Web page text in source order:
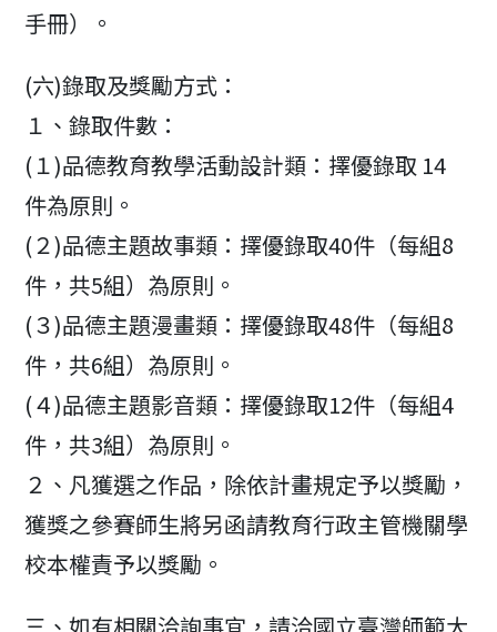
手冊）。
(六)錄取及獎勵方式：
１、錄取件數：
(１)品德教育教學活動設計類：擇優錄取 14
件為原則。
(２)品德主題故事類：擇優錄取40件（每組8
件，共5組）為原則。
(３)品德主題漫畫類：擇優錄取48件（每組8
件，共6組）為原則。
(４)品德主題影音類：擇優錄取12件（每組4
件，共3組）為原則。
２、凡獲選之作品，除依計畫規定予以獎勵，
獲獎之參賽師生將另函請教育行政主管機關學
校本權責予以獎勵。